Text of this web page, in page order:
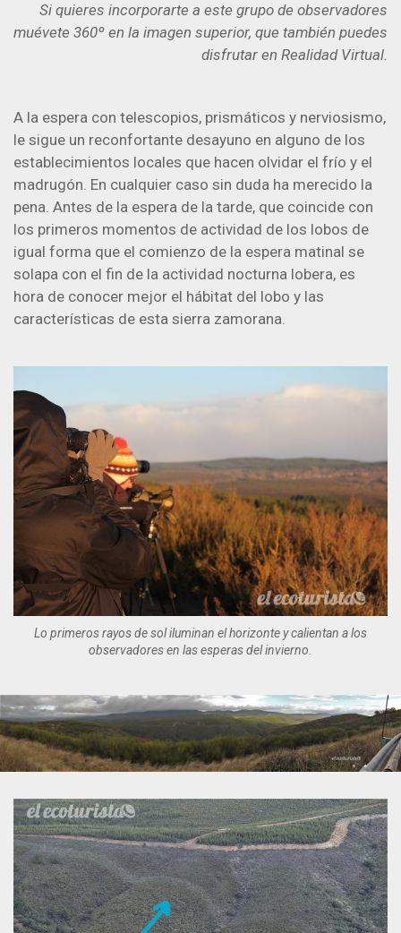
Si quieres incorporarte a este grupo de observadores
muévete 360º en la imagen superior, que también puedes
disfrutar en Realidad Virtual.
A la espera con telescopios, prismáticos y nerviosismo,
le sigue un reconfortante desayuno en alguno de los
establecimientos locales que hacen olvidar el frío y el
madrugón. En cualquier caso sin duda ha merecido la
pena. Antes de la espera de la tarde, que coincide con
los primeros momentos de actividad de los lobos de
igual forma que el comienzo de la espera matinal se
solapa con el fin de la actividad nocturna lobera, es
hora de conocer mejor el hábitat del lobo y las
características de esta sierra zamorana.
Lo primeros rayos de sol iluminan el horizonte y calientan a los
observadores en las esperas del invierno.